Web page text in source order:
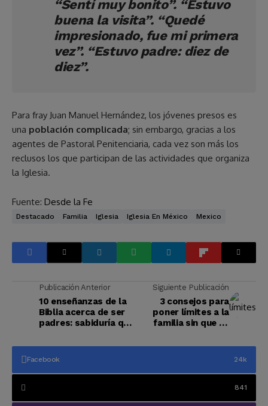
“Sentí muy bonito”. “Estuvo
buena la visita”. “Quedé
impresionado, fue mi primera
vez”. “Estuvo padre: diez de
diez”.
Para fray Juan Manuel Hernández, los jóvenes presos es
una población complicada; sin embargo, gracias a los
agentes de Pastoral Penitenciaria, cada vez son más los
reclusos los que participan de las actividades que organiza
la Iglesia.
Fuente: Desde la Fe
Destacado Familia Iglesia Iglesia En México Mexico
Publicación Anterior
10 enseñanzas de la
Biblia acerca de ser
padres: sabiduría que
Siguiente Publicación
3 consejos para
poner límites a la
familia sin que se
Facebook 24k
841